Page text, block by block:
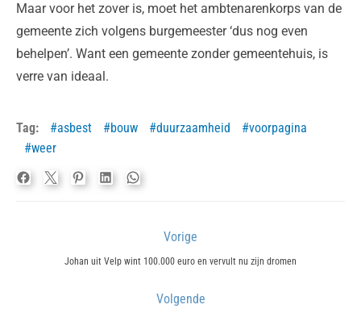
Maar voor het zover is, moet het ambtenarenkorps van de
gemeente zich volgens burgemeester ‘dus nog even
behelpen’. Want een gemeente zonder gemeentehuis, is
verre van ideaal.
Tag: asbest bouw duurzaamheid
voorpagina
weer
navigatie
Vorige
Previous
Johan uit Velp wint 100.000 euro en vervult nu zijn dromen
Volgende